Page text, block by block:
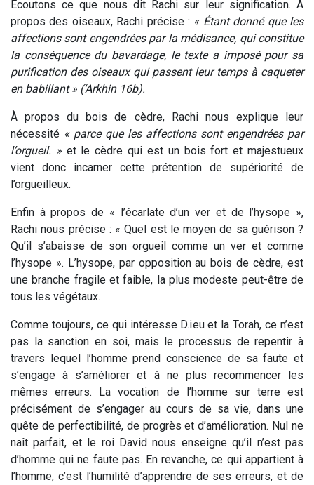
Écoutons ce que nous dit Rachi sur leur signification. À
propos des oiseaux, Rachi précise : « Étant donné que les
affections sont engendrées par la médisance, qui constitue
la conséquence du bavardage, le texte a imposé pour sa
purification des oiseaux qui passent leur temps à caqueter
en babillant » (‘Arkhin 16b).
À propos du bois de cèdre, Rachi nous explique leur
nécessité « parce que les affections sont engendrées par
l’orgueil. »et le cèdre qui est un bois fort et majestueux
vient donc incarner cette prétention de supériorité de
l’orgueilleux.
Enfin à propos de « l’écarlate d’un ver et de l’hysope »,
Rachi nous précise : « Quel est le moyen de sa guérison ?
Qu’il s’abaisse de son orgueil comme un ver et comme
l’hysope ». L’hysope, par opposition au bois de cèdre, est
une branche fragile et faible, la plus modeste peut-être de
tous les végétaux.
Comme toujours, ce qui intéresse D.ieu et la Torah, ce n’est
pas la sanction en soi, mais le processus de repentir à
travers lequel l’homme prend conscience de sa faute et
s’engage à s’améliorer et à ne plus recommencer les
mêmes erreurs. La vocation de l’homme sur terre est
précisément de s’engager au cours de sa vie, dans une
quête de perfectibilité, de progrès et d’amélioration. Nul ne
naît parfait, et le roi David nous enseigne qu’il n’est pas
d’homme qui ne faute pas. En revanche, ce qui appartient à
l’homme, c’est l’humilité d’apprendre de ses erreurs, et de